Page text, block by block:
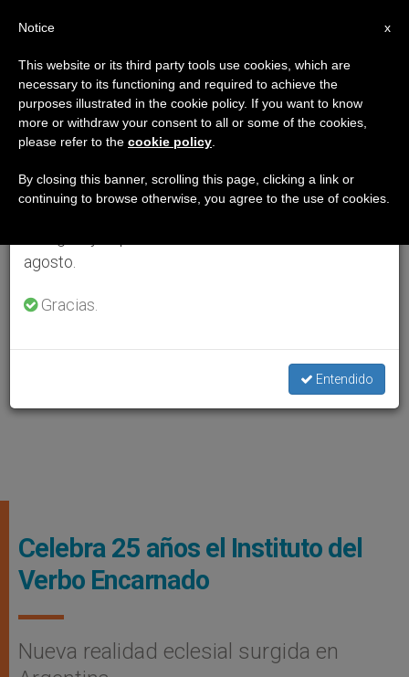
Celebra 25 años el Instituto del
Verbo Encarnado
Nueva realidad eclesial surgida en
×
Aviso importante
Del 27 de julio al 7 de agosto haremos la pausa
anual, aprovechando que en el periodo de verano
se generan menos informaciones y también el
agosto.
Gracias.
Entendido
x
Notice
This website or its third party tools use cookies, which are
necessary to its functioning and required to achieve the
purposes illustrated in the cookie policy. If you want to know
more or withdraw your consent to all or some of the cookies,
please refer to the cookie policy
By closing this banner, scrolling this page, clicking a link or
continuing to browse otherwise, you agree to the use of cookies.